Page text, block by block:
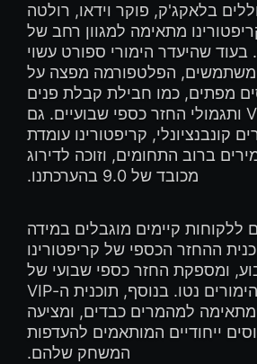
בלאקג'ק, פוקר וידאו, רולטה
מתאימה למגוון רחב של
בעוד שהיעדר הימורי ספורט עשוי
הפלטפורמה מפצה על
מפתים, כמו חבילת קבלת פנים
נדיבה, תוכנית VIP ותגמולי החזר כספי שבועיים. גם
קונבנציונלי, קריפטורינו עומדת
ברוב התחומים, וזוכה לדירוג
מכובד של 9.0 בהערכתנו.
קיימים מוגבלים במידה
ההחזר הכספי של קריפטורינו
ומספקת החזר כספי שבועי של
20% מהפסדי הימורים נטו. בנוסף, תוכנית ה-VIP
למהמרים כבדים, ומציעה
ייחודיים המותאמים להעדפות
המשחק שלהם.